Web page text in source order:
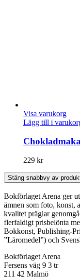
Visa varukorg
Lägg till i
229 kr
Stäng snabbvy av
Bokförlaget Arena ger
ämnen som foto, konst,
kvalitet präglar
flerfaldigt prisbelönta
Bokkonst, Publishing-
”Läromedel”) och
Bokförlaget Arena
Fersens väg 9 3 tr
211 42 Malmö